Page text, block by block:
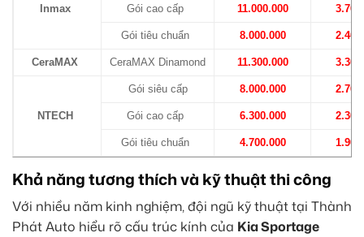
Inmax Gói cao cấp 11.000.000
Gói tiêu chuẩn 8.000.000
CeraMAX CeraMAX Dinamond 11.300.000
NTECH
Gói siêu cấp 8.000.000
Gói cao cấp 6.300.000
Gói tiêu chuẩn 4.700.000
Khả năng tương thích và kỹ thuật thi công
Với nhiều năm kinh nghiệm, đội ngũ kỹ thuật tại Thành
Phát Auto hiểu rõ cấu trúc kính của Kia Sportage